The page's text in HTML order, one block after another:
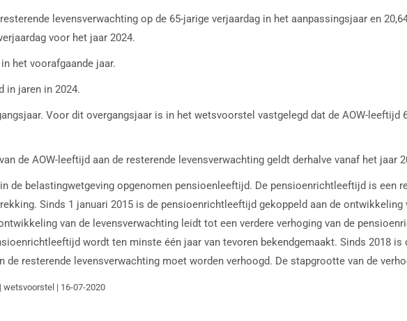
levensverwachting op de 65-jarige verjaardag in het aanpassingsjaar en
voor het jaar 2024.
het voorafgaande jaar.
in jaren in 2024.
Voor dit overgangsjaar is in het wetsvoorstel vastgelegd dat de AOW-leeftijd
de AOW-leeftijd aan de resterende levensverwachting geldt derhalve vanaf het jaar
de belastingwetgeving opgenomen pensioenleeftijd. De pensioenrichtleeftijd is een
Sinds 1 januari 2015 is de pensioenrichtleeftijd gekoppeld aan de
van de levensverwachting leidt tot een verdere verhoging van de
wordt ten minste één jaar van tevoren bekendgemaakt. Sinds 2018
de resterende levensverwachting moet worden verhoogd. De stapgrootte van de
wetsvoorstel | 16-07-2020